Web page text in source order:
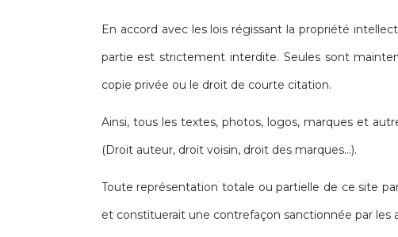
En accord avec les lois régissant la propriété
partie est strictement interdite. Seules sont
copie privée ou le droit de courte citation.
Ainsi, tous les textes, photos, logos, marques et
(Droit auteur, droit voisin, droit des marques…).
Toute représentation totale ou partielle de ce site
et constituerait une contrefaçon sanctionnée par les